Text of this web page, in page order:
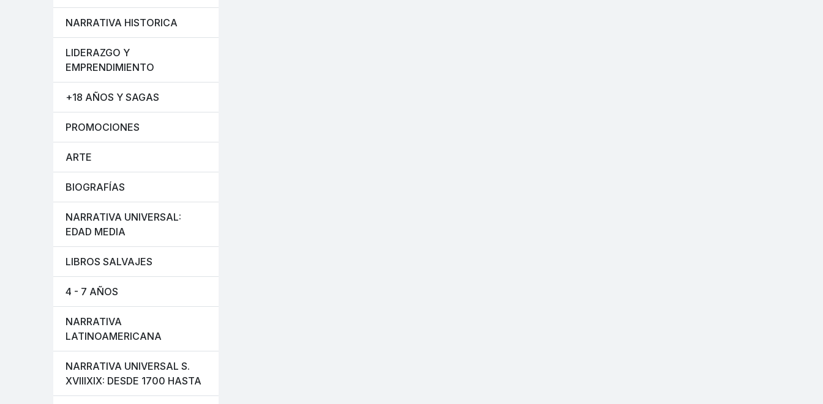
NARRATIVA HISTORICA
LIDERAZGO Y
EMPRENDIMIENTO
+18 AÑOS Y SAGAS
PROMOCIONES
ARTE
BIOGRAFÍAS
NARRATIVA UNIVERSAL:
EDAD MEDIA
LIBROS SALVAJES
4 - 7 AÑOS
NARRATIVA
LATINOAMERICANA
NARRATIVA UNIVERSAL S.
XVIIIXIX: DESDE 1700 HASTA